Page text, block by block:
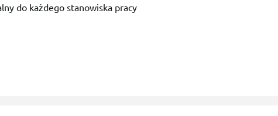
do każdego stanowiska pracy